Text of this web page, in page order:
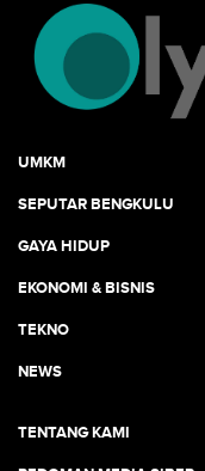
UMKM
SEPUTAR BENGKULU
GAYA HIDUP
EKONOMI & BISNIS
TEKNO
NEWS
TENTANG KAMI